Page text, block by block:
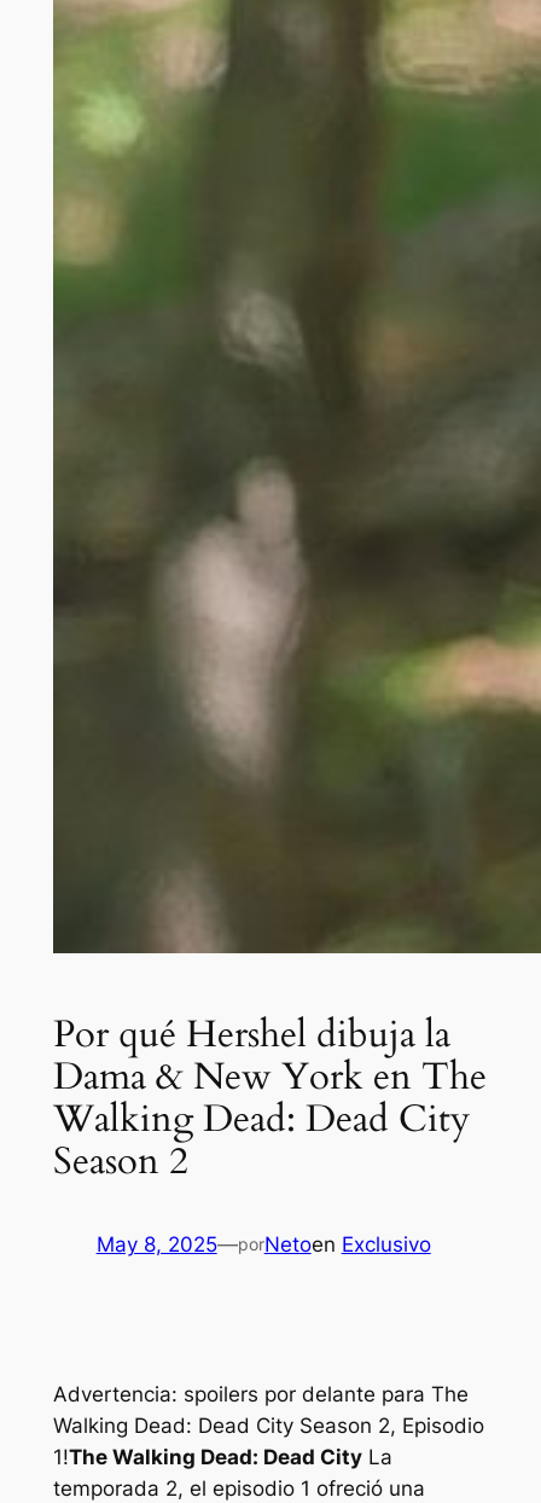
Por qué Hershel dibuja la
Dama & New York en The
Walking Dead: Dead City
Season 2
May 8, 2025—porNetoen Exclusivo
Advertencia: spoilers por delante para The
Walking Dead: Dead City Season 2, Episodio
1!The Walking Dead: Dead CityLa
temporada 2, el episodio 1 ofreció una